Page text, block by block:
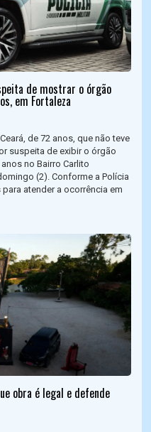
de mostrar o órgão
em Fortaleza
de 72 anos, que não teve
suspeita de exibir o órgão
no Bairro Carlito
(2). Conforme a Polícia
atender a ocorrência em
obra é legal e defende